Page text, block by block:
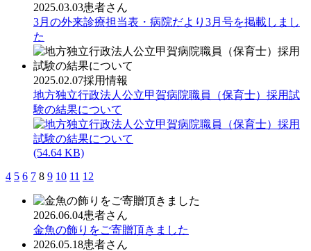
2025.03.03患者さん
3月の外来診療担当表・病院だより3月号を掲載しまし
た
2025.02.07採用情報
地方独立行政法人公立甲賀病院職員（保育士）採用試
験の結果について
(54.64 KB)
4 5 6 7 8 9 10 11 12
2026.06.04患者さん
金魚の飾りをご寄贈頂きました
2026.05.18患者さん